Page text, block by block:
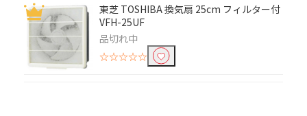
東芝 TOSHIBA 換気扇 25cm フィルター付
VFH-25UF
品切れ中
☆☆☆☆☆